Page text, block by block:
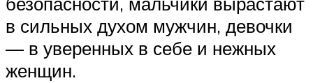
в сильных духом мужчин, девочки
— в уверенных в себе и нежных
женщин.